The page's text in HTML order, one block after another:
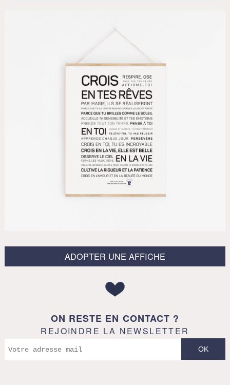
ADOPTER UNE AFFICHE
ON RESTE EN CONTACT ?
REJOINDRE LA NEWSLETTER